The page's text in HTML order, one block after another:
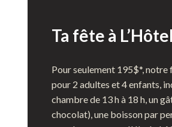
Ta fête à
Pour seulement 195$*,
pour 2 adultes et 4 enfants,
chambre de 13 h à 18 h, un
chocolat), une boisson par